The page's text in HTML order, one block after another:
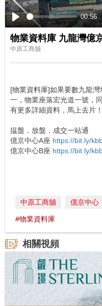
Play
00:56
物業資料庫 九龍灣億
中原工商舖
[物業資料庫]如果要數九龍
一，物業座落宏光道一號，
有更多詳細資料，馬上去片！
揾盤．放盤．成交一站通
億京中心A座 https://bit.ly/
億京中心B座 https://bit.ly/
中原工商舖 億京中心
#物業資料庫
相關視頻